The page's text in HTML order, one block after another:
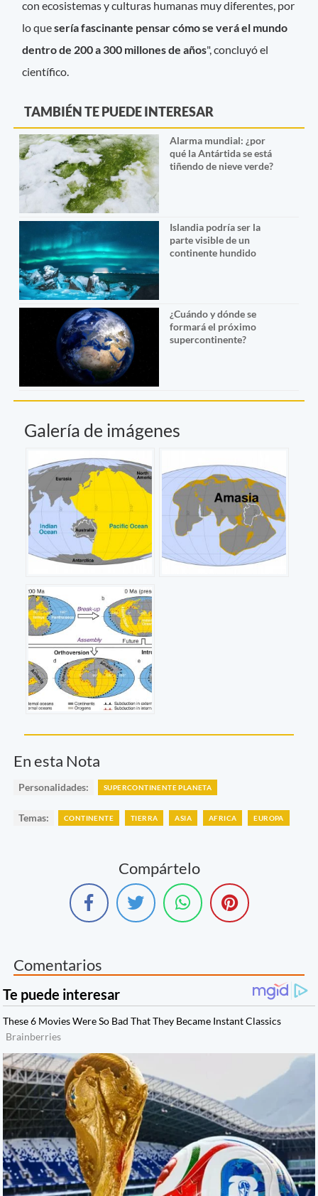
con ecosistemas y culturas humanas muy diferentes, por
lo quesería fascinante pensar cómo se verá el mundo
dentro de 200 a 300 millones de años", concluyó el
científico.
TAMBIÉN TE PUEDE INTERESAR
Alarma mundial: ¿por
qué la Antártida se está
tiñendo de nieve verde?
Islandia podría ser la
parte visible de un
continente hundido
¿Cuándo y dónde se
formará el próximo
supercontinente?
Galería de imágenes
En esta Nota
Personalidades: SUPERCONTINENTE PLANETA
Temas: CONTINENTE TIERRA ASIA AFRICA EUROPA
Compártelo
Comentarios